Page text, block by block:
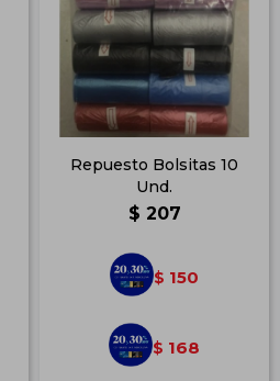
Repuesto Bolsitas 10
Und.
$ 207
$ 150
$ 168